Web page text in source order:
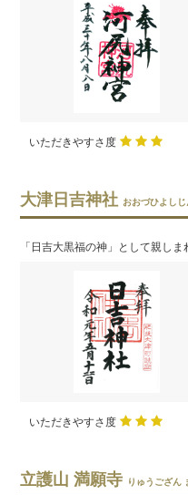
いただきやすさ度
大津日吉神社おおづひよしじ
「日吉大黒福の神」として親し
いただきやすさ度
立護山 満願寺 りゅうござん